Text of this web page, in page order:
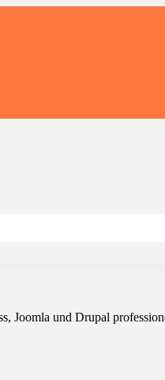
Joomla und Drupal